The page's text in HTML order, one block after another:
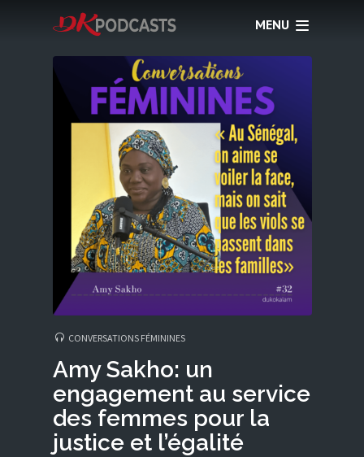
MENU
CONVERSATIONS FÉMININES
Amy Sakho: un
engagement au service
des femmes pour la
justice et l’égalité